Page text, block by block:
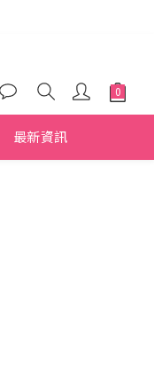
最新資訊